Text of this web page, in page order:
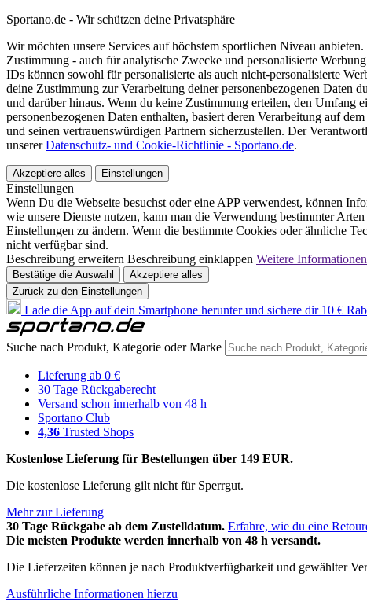
Sportano.de - Wir schützen deine Privatsphäre
Wir möchten unsere Services auf höchstem sportlichen Niveau
Zustimmung - auch für analytische Zwecke und personalisierte
IDs können sowohl für personalisierte als auch nicht-personalisierte
deine Zustimmung zur Verarbeitung deiner personenbezogenen
und darüber hinaus. Wenn du keine Zustimmung erteilen, den Umfang
personenbezogenen Daten enthalten, basiert deren Verarbeitung auf
und seinen vertrauenswürdigen Partnern sicherzustellen. Der
unsererDatenschutz- und Cookie-Richtlinie - Sportano.de.
Akzeptiere alles Einstellungen
Einstellungen
Wenn Du die Webseite besuchst oder eine APP verwendest, können
wie unsere Dienste nutzen, kann man die Verwendung bestimmter
Einstellungen zu ändern. Wenn die bestimmte Cookies oder ähnliche
nicht verfügbar sind.
Beschreibung erweitern Beschreibung einklappen Weitere Informationen
Bestätige die Auswahl
Akzeptiere alles
Zurück zu den Einstellungen
Lade die App auf dein Smartphone herunter und sichere dir 10 €
Suche nach Produkt, Kategorie oder Marke
Lieferung ab 0 €
30 Tage Rückgaberecht
Versand schon innerhalb von 48 h
Sportano Club
4,36 Trusted Shops
Kostenlose Lieferung für Bestellungen über 149 EUR.
Die kostenlose Lieferung gilt nicht für Sperrgut.
Mehr zur Lieferung
30 Tage Rückgabe ab dem Zustelldatum. Erfahre, wie du eine
Die meisten Produkte werden innerhalb von 48 h versandt.
Die Lieferzeiten können je nach Produktverfügbarkeit und gewählter
Ausführliche Informationen hierzu